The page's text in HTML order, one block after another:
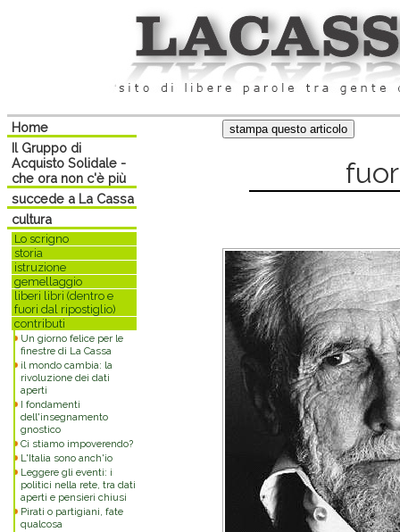
Home
Il Gruppo di
Acquisto Solidale -
che ora non c'è più
succede a La Cassa
cultura
Lo scrigno
storia
istruzione
gemellaggio
liberi libri (dentro e
fuori dal ripostiglio)
contributi
Un giorno felice per le
finestre di La Cassa
il mondo cambia: la
rivoluzione dei dati
aperti
I fondamenti
dell'insegnamento
gnostico
Ci stiamo impoverendo?
L'Italia sono anch'io
Leggere gli eventi: i
politici nella rete, tra dati
aperti e pensieri chiusi
Pirati o partigiani, fate
qualcosa